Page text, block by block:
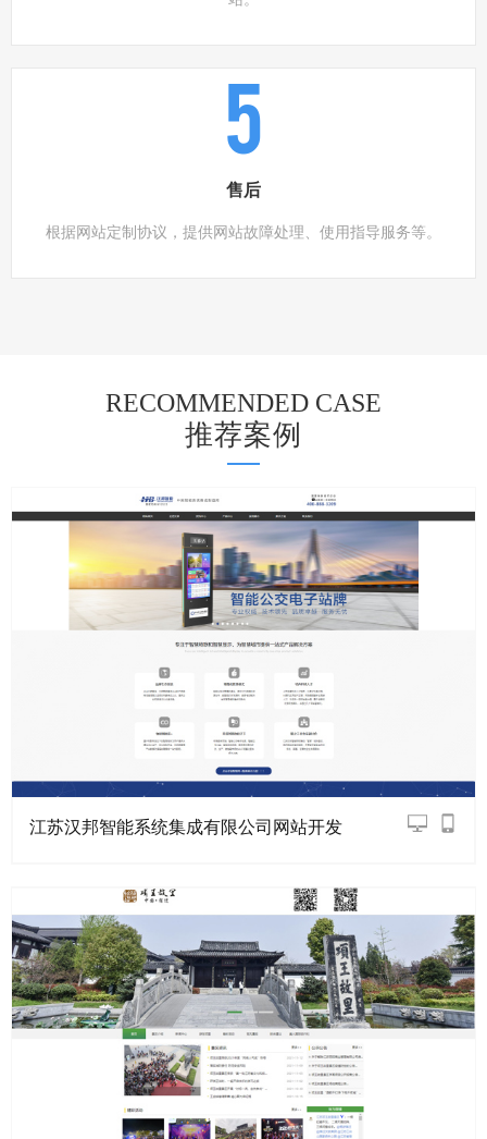
5
售后
根据网站定制协议，提供网站故障处理、使用指导服务等。
RECOMMENDED CASE
推荐案例
江苏汉邦智能系统集成有限公司网站开发